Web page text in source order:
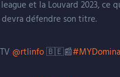
et la Louvard 2023,
défendre son titre.
@rtlinfo🇧🇪📰